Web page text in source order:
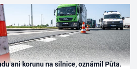
ani korunu na silnice, oznámil Půta.